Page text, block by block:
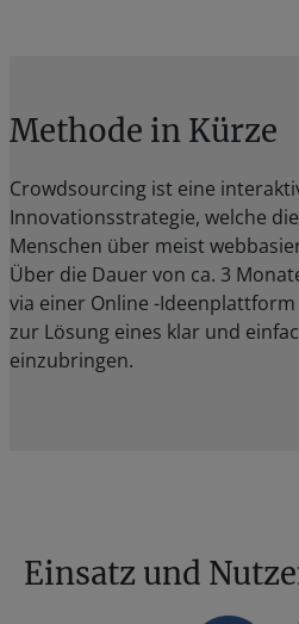
Methode in Kürze
Crowdsourcing ist eine
Innovationsstrategie, welche
Menschen über meist
Über die Dauer von ca. 3
via einer Online -
zur Lösung eines klar und
einzubringen.
Einsatz und